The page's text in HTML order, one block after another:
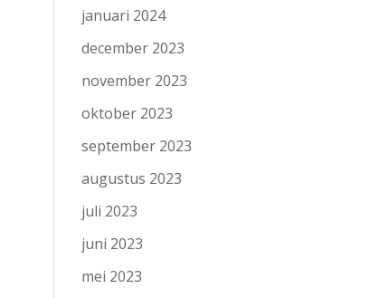
januari 2024
december 2023
november 2023
oktober 2023
september 2023
augustus 2023
juli 2023
juni 2023
mei 2023